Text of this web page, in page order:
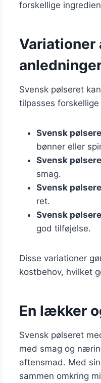
forskellige
Variationer
Svensk pølseret
tilpasses
Svensk
bønner eller
Svensk
smag.
Svensk
ret.
Svensk
god tilføjelse.
Disse variationer
kostbehov, hvilket
En lækker
Svensk pølseret
med smag og
aftensmad. Med
sammen omkring